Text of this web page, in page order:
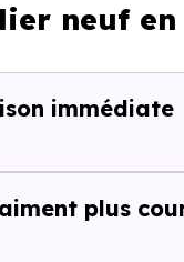
neuf
immédiate
plus